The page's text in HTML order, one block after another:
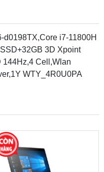
d0198TX,Core i7-11800H
3D Xpoint
144Hz,4 Cell,Wlan
WTY_4R0U0PA